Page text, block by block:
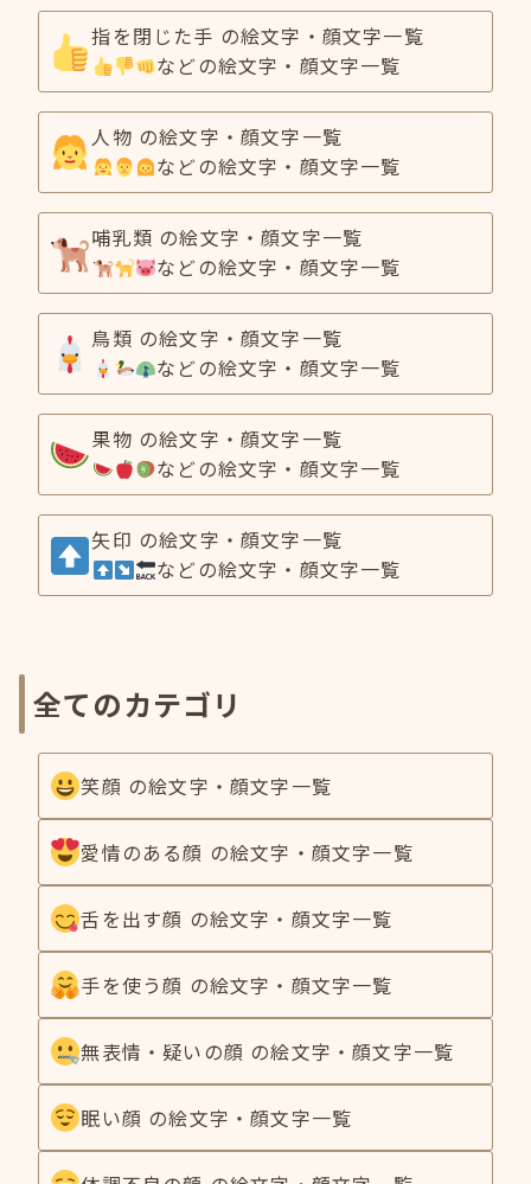
指を閉じた手 の絵文字・顔文字一覧
などの絵文字・顔文字一覧
人物 の絵文字・顔文字一覧
などの絵文字・顔文字一覧
哺乳類 の絵文字・顔文字一覧
などの絵文字・顔文字一覧
鳥類 の絵文字・顔文字一覧
などの絵文字・顔文字一覧
果物 の絵文字・顔文字一覧
などの絵文字・顔文字一覧
矢印 の絵文字・顔文字一覧
などの絵文字・顔文字一覧
全てのカテゴリ
笑顔 の絵文字・顔文字一覧
愛情のある顔 の絵文字・顔文字一覧
舌を出す顔 の絵文字・顔文字一覧
手を使う顔 の絵文字・顔文字一覧
無表情・疑いの顔 の絵文字・顔文字一覧
眠い顔 の絵文字・顔文字一覧